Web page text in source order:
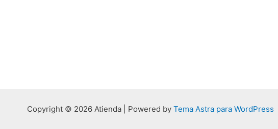
Copyright © 2026 Atienda | Powered by Tema Astra para WordPress